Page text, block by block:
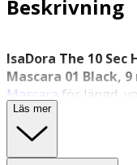
Beskrivning
IsaDora The 10
Mascara 01 Black, 9
Mascara för längd,
IsaDora
Black är en
formula med en
Läs mer